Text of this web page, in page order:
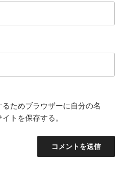
ためブラウザーに自分の名
トを保存する。